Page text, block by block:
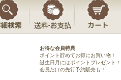
お得な会員特典
ポイント貯めてお得にお買い物！
誕生日月にはポイントプレゼント！
会員だけの先行予約販売も！